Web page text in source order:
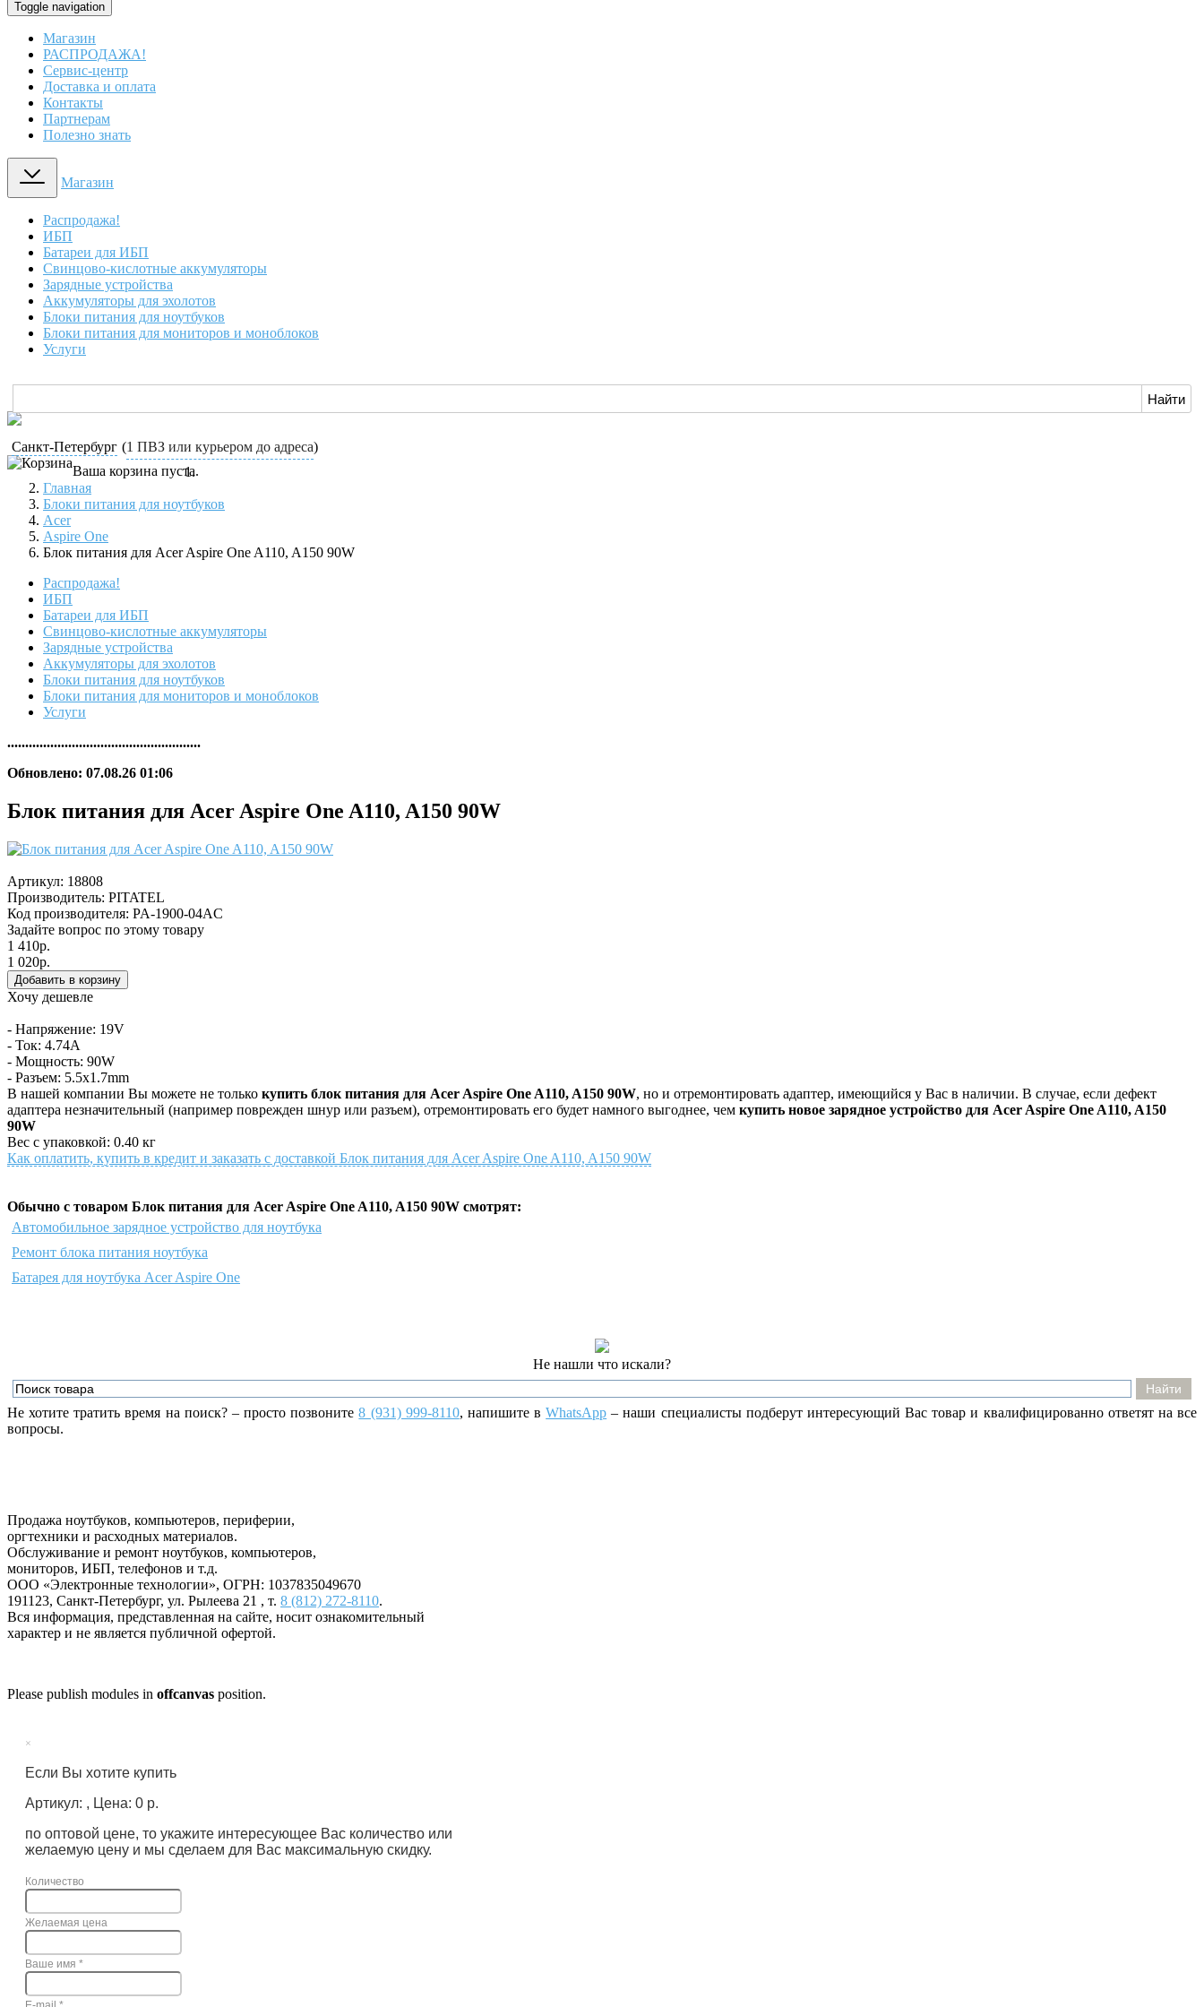
Toggle navigation
Магазин
РАСПРОДАЖА!
Сервис-центр
Доставка и оплата
Контакты
Партнерам
Полезно знать
Магазин
Распродажа!
ИБП
Батареи для ИБП
Свинцово-кислотные аккумуляторы
Зарядные устройства
Аккумуляторы для эхолотов
Блоки питания для ноутбуков
Блоки питания для мониторов и моноблоков
Услуги
Санкт-Петербург (1 ПВЗ или курьером до адреса)
Ваша корзина пуста.
Главная
Блоки питания для ноутбуков
Acer
Aspire One
Блок питания для Acer Aspire One A110, A150 90W
Распродажа!
ИБП
Батареи для ИБП
Свинцово-кислотные аккумуляторы
Зарядные устройства
Аккумуляторы для эхолотов
Блоки питания для ноутбуков
Блоки питания для мониторов и моноблоков
Услуги
......................................................
Обновлено: 07.08.26 01:06
Блок питания для Acer Aspire One A110, A150 90W
Артикул: 18808
Производитель: PITATEL
Код производителя: PA-1900-04AC
Задайте вопрос по этому товару
1 410р.
1 020р.
Хочу дешевле
- Напряжение: 19V
- Ток: 4.74A
- Мощность: 90W
- Разъем: 5.5x1.7mm
В нашей компании Вы можете не только купить блок питания для Acer Aspire One A110, A150 90W, но и отремонтировать адаптер, имеющийся у Вас в наличии. В случае, если дефект
адаптера незначительный (например поврежден шнур или разъем), отремонтировать его будет намного выгоднее, чем купить новое зарядное устройство для Acer Aspire One A110, A150
90W
Вес с упаковкой: 0.40 кг
Как оплатить, купить в кредит и заказать с доставкой Блок питания для Acer Aspire One A110, A150 90W
Обычно с товаром Блок питания для Acer Aspire One A110, A150 90W смотрят:
Автомобильное зарядное устройство для ноутбука
Ремонт блока питания ноутбука
Батарея для ноутбука Acer Aspire One
Не нашли что искали?
Не хотите тратить время на поиск? – просто позвоните8 (931) 999-8110, напишитевWhatsApp – наши специалисты подберут интересующий Вас товар и квалифицированно ответят на все
вопросы.
Продажа ноутбуков, компьютеров, периферии,
оргтехники и расходных материалов.
Обслуживание и ремонт ноутбуков, компьютеров,
мониторов, ИБП, телефонов и т.д.
ООО «Электронные технологии», ОГРН: 1037835049670
191123, Санкт-Петербург, ул. Рылеева 21 , т. 8 (812) 272-8110.
Вся информация, представленная на сайте, носит ознакомительный
характер и не является публичной офертой.
Please publish modules in offcanvas position.
×
Если Вы хотите купить
Артикул: , Цена: 0 р.
по оптовой цене, то укажите интересующее Вас количество или
желаемую цену и мы сделаем для Вас максимальную скидку.
Количество
Желаемая цена
Ваше имя *